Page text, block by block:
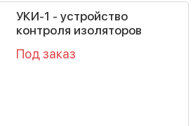
УКИ-1 - устройство
контроля изоляторов
Под заказ